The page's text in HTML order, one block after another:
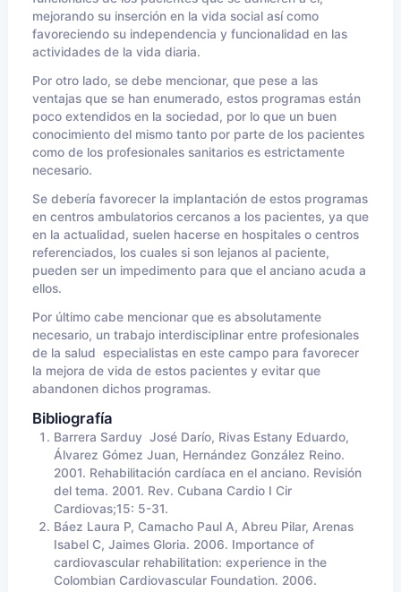
mejorando su inserción en la vida social así como
favoreciendo su independencia y funcionalidad en las
actividades de la vida diaria.
Por otro lado, se debe mencionar, que pese a las
ventajas que se han enumerado, estos programas están
poco extendidos en la sociedad, por lo que un buen
conocimiento del mismo tanto por parte de los pacientes
como de los profesionales sanitarios es estrictamente
necesario.
Se debería favorecer la implantación de estos programas
en centros ambulatorios cercanos a los pacientes, ya que
en la actualidad, suelen hacerse en hospitales o centros
referenciados, los cuales si son lejanos al paciente,
pueden ser un impedimento para que el anciano acuda a
ellos.
Por último cabe mencionar que es absolutamente
necesario, un trabajo interdisciplinar entre profesionales
de la salud especialistas en este campo para favorecer
la mejora de vida de estos pacientes y evitar que
abandonen dichos programas.
Bibliografía
Barrera Sarduy José Darío, Rivas Estany Eduardo,
Álvarez Gómez Juan, Hernández González Reino.
2001. Rehabilitación cardíaca en el anciano. Revisión
del tema. 2001. Rev. Cubana Cardio I Cir
Cardiovas;15: 5-31.
Báez Laura P, Camacho Paul A, Abreu Pilar, Arenas
Isabel C, Jaimes Gloria. 2006. Importance of
cardiovascular rehabilitation: experience in the
Colombian Cardiovascular Foundation. 2006.